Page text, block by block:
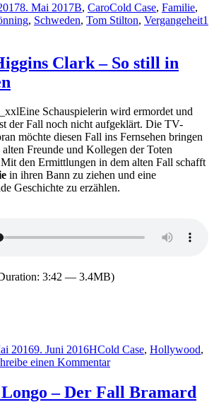
8. Mai 2017B, CaroCold Case, Familie,
, Schweden, Tom Stilton, Vergangeheit1
Clark – So still in
Eine Schauspielerin wird ermordet und
der Fall noch nicht aufgeklärt. Die TV-
möchte diesen Fall ins Fernsehen bringen
Freunde und Kollegen der Toten
den Ermittlungen in dem alten Fall schafft
in ihren Bann zu ziehen und eine
Geschichte zu erzählen.
3:42 — 3.4MB)
20169. Juni 2016HCold Case, Hollywood,
einen Kommentarzu
Mary
Higgins
Longo – Der Fall Bramard